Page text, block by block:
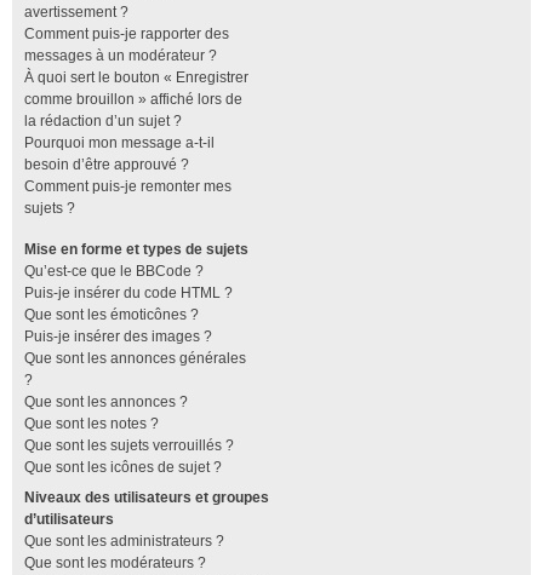
avertissement ?
Comment puis-je rapporter des
messages à un modérateur ?
À quoi sert le bouton « Enregistrer
comme brouillon » affiché lors de
la rédaction d’un sujet ?
Pourquoi mon message a-t-il
besoin d’être approuvé ?
Comment puis-je remonter mes
sujets ?
Mise en forme et types de sujets
Qu’est-ce que le BBCode ?
Puis-je insérer du code HTML ?
Que sont les émoticônes ?
Puis-je insérer des images ?
Que sont les annonces générales
?
Que sont les annonces ?
Que sont les notes ?
Que sont les sujets verrouillés ?
Que sont les icônes de sujet ?
Niveaux des utilisateurs et groupes
d’utilisateurs
Que sont les administrateurs ?
Que sont les modérateurs ?